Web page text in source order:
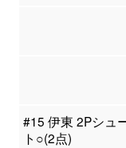
#15 伊東 2Pシュ
ト○(2点)